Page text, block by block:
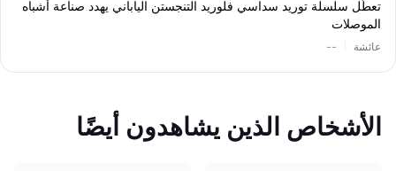
تعطّل سلسلة توريد سداسي فلوريد التنجستن الياباني يهدد صناعة أشباه
الموصلات
عائشة --
الأشخاص الذين يشاهدون أيضًا